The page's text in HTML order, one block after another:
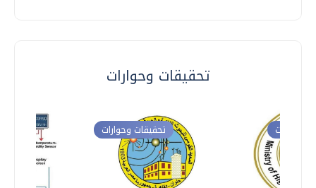
تحقيقات وحوارات
تحقيقات وحوارات وحوارات